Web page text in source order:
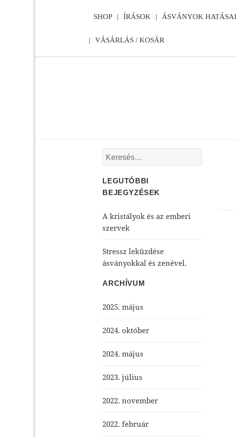
SHOP ÍRÁSOK ÁSVÁNYOK HATÁSAI
VÁSÁRLÁS / KOSÁR
Keresés:
LEGUTÓBBI
BEJEGYZÉSEK
A kristályok és az emberi
szervek
Stressz leküzdése
ásványokkal és zenével.
ARCHÍVUM
2025. május
2024. október
2024. május
2023. július
2022. november
2022. február